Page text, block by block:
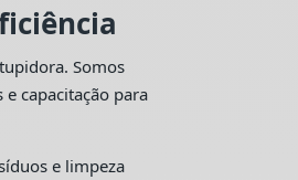
Somos
capacitação para
e limpeza